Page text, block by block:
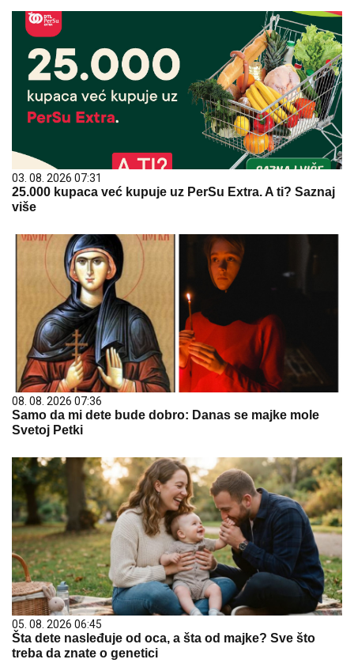
03. 08. 2026 07:31
25.000 kupaca već kupuje uz PerSu Extra. A ti? Saznaj
više
08. 08. 2026 07:36
Samo da mi dete bude dobro: Danas se majke mole
Svetoj Petki
05. 08. 2026 06:45
Šta dete nasleđuje od oca, a šta od majke? Sve što
treba da znate o genetici